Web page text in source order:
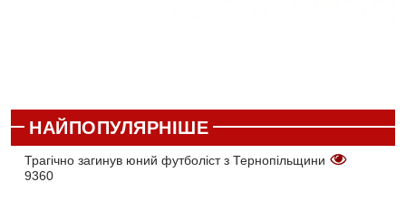
НАЙПОПУЛЯРНІШЕ
Трагічно загинув юний футболіст з Тернопільщини
9360